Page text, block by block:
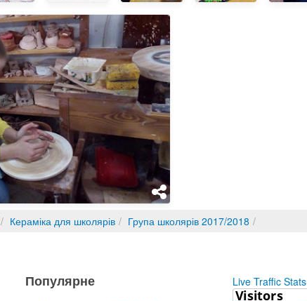
Кераміка для школярів Група школярів 2017/2018
Популярне Live Traffic Stats